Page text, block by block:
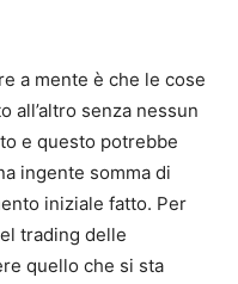
a mente è che le cose
all’altro senza nessun
e questo potrebbe
ingente somma di
iniziale fatto. Per
trading delle
quello che si sta